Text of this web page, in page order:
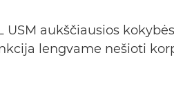
USM aukščiausios
lengvame nešioti